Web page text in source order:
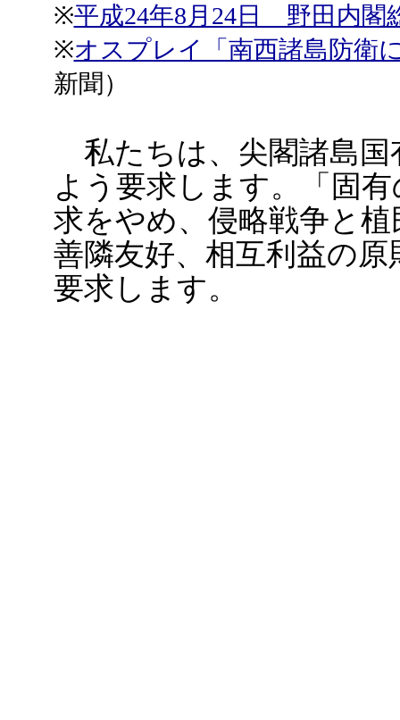
※平成24年8月24日 野田内閣
※オスプレイ「南西諸島防衛
新聞）
私たちは、尖閣諸島国
よう要求します。「固
求をやめ、侵略戦争と
善隣友好、相互利益の
要求します。